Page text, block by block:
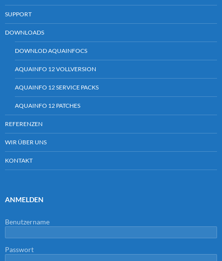
SUPPORT
DOWNLOADS
DOWNLOD AQUAINFOCS
AQUAINFO 12 VOLLVERSION
AQUAINFO 12 SERVICE PACKS
AQUAINFO 12 PATCHES
REFERENZEN
WIR ÜBER UNS
KONTAKT
ANMELDEN
Benutzername
Passwort